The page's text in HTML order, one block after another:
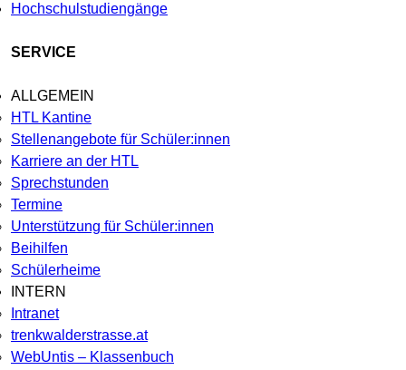
Hochschulstudiengänge
SERVICE
ALLGEMEIN
HTL Kantine
Stellenangebote für Schüler:innen
Karriere an der HTL
Sprechstunden
Termine
Unterstützung für Schüler:innen
Beihilfen
Schülerheime
INTERN
Intranet
trenkwalderstrasse.at
WebUntis – Klassenbuch